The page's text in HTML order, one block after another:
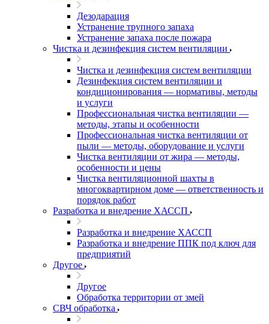
Дезодарация
Устранение трупного запаха
Устранение запаха после пожара
Чистка и дезинфекция систем вентиляции
Чистка и дезинфекция систем вентиляции
Дезинфекция систем вентиляции и
кондиционирования — нормативы, методы
и услуги
Профессиональная чистка вентиляции —
методы, этапы и особенности
Профессиональная чистка вентиляции от
пыли — методы, оборудование и услуги
Чистка вентиляции от жира — методы,
особенности и цены
Чистка вентиляционной шахты в
многоквартирном доме — ответственность и
порядок работ
Разработка и внедрение ХАССП
Разработка и внедрение ХАССП
Разработка и внедрение ППК под ключ для
предприятий
Другое
Другое
Обработка территории от змей
СВЧ обработка